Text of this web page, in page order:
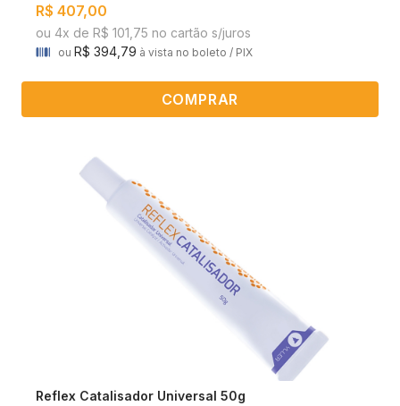
R$ 407,00
ou 4x de R$ 101,75 no cartão s/juros
ou R$ 394,79 à vista no boleto / PIX
COMPRAR
Reflex Catalisador Universal 50g